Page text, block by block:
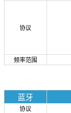
协议
频率范围
蓝牙
协议